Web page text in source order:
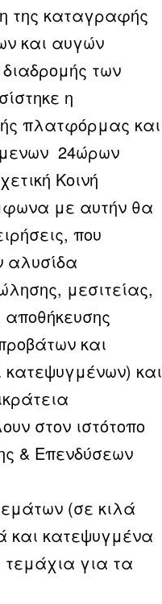
της καταγραφής
και αυγών
των
η
πλατφόρμας και
24ώρων
Κοινή
με αυτήν θα
που
αλυσίδα
μεσιτείας,
αποθήκευσης
και
και
στον ιστότοπο
& Επενδύσεων
(σε κιλά
και κατεψυγμένα
τεμάχια για τα